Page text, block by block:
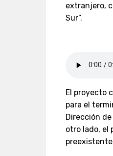
extranjero,
Sur”.
El proyecto
para el
Dirección
otro lado, el